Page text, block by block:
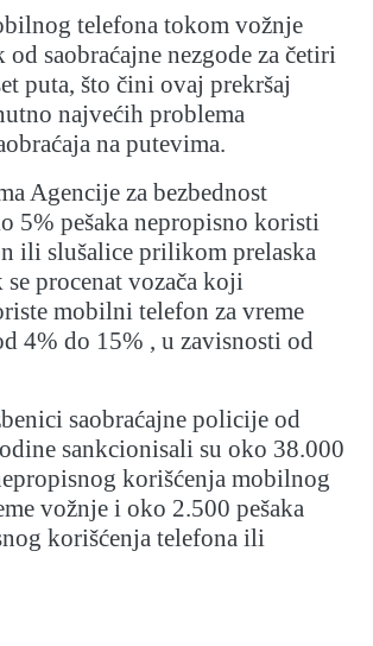
telefona tokom vožnje
saobraćajne nezgode za četiri
puta, što čini ovaj prekršaj
najvećih problema
na putevima.
Agencije za bezbednost
5% pešaka nepropisno koristi
ili slušalice prilikom prelaska
procenat vozača koji
mobilni telefon za vreme
4% do 15% , u zavisnosti od
saobraćajne policije od
sankcionisali su oko 38.000
korišćenja mobilnog
vožnje i oko 2.500 pešaka
korišćenja telefona ili